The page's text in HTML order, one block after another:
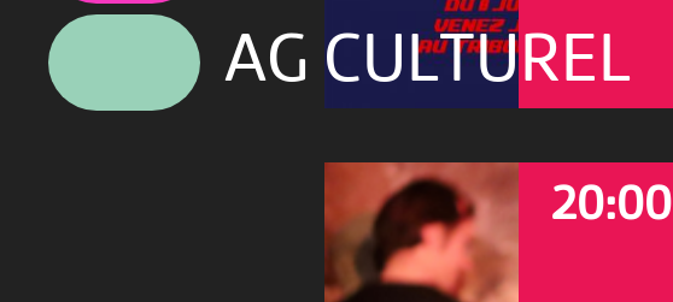
AG CULTUREL
20:00